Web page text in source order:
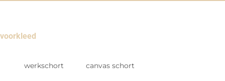
voorkleed
werkschort canvas schort